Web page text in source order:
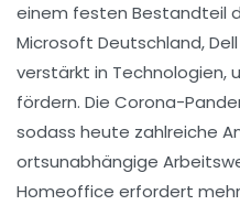
einem festen Bestandteil
Microsoft Deutschland,
verstärkt in Technologien,
fördern. Die Corona-
sodass heute zahlreiche
ortsunabhängige
Homeoffice erfordert